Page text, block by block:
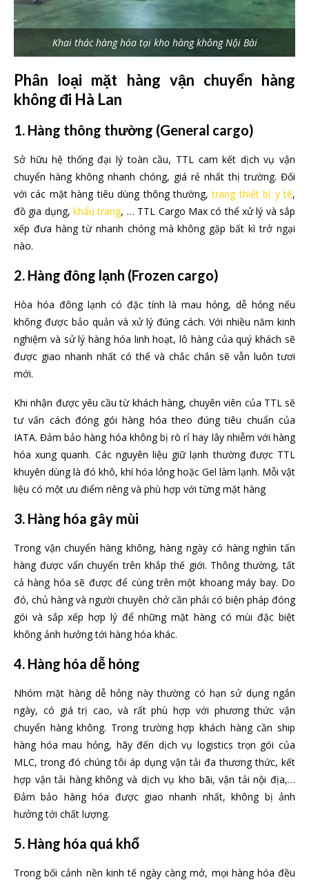
Khai thác hàng hóa tại kho hàng không Nội Bài
Phân loại mặt hàng vận chuyển hàng
không đi Hà Lan
1. Hàng thông thường (General cargo)
Sở hữu hệ thống đại lý toàn cầu, TTL cam kết dịch vụ vận
chuyển hàng không nhanh chóng, giá rẻ nhất thị trường. Đối
với các mặt hàng tiêu dùng thông thường,trang thiết bị y tế,
đồ gia dụng,khẩu trang, … TTL Cargo Max có thể xử lý và sắp
xếp đưa hàng từ nhanh chóng mà không gặp bất kì trở ngại
nào.
2. Hàng đông lạnh (Frozen cargo)
Hòa hóa đông lạnh có đặc tính là mau hỏng, dễ hỏng nếu
không được bảo quản và xử lý đúng cách. Với nhiều năm kinh
nghiệm và sử lý hàng hóa linh hoạt, lô hàng của quý khách sẽ
được giao nhanh nhất có thể và chắc chắn sẽ vẫn luôn tươi
mới.
Khi nhận được yêu cầu từ khách hàng, chuyên viên của TTL sẽ
tư vấn cách đóng gói hàng hóa theo đúng tiêu chuẩn của
IATA. Đảm bảo hàng hóa không bị rò rỉ hay lây nhiễm với hàng
hóa xung quanh. Các nguyên liệu giữ lạnh thường được TTL
khuyên dùng là đó khô, khí hóa lỏng hoặc Gel làm lạnh. Mỗi vật
liệu có một ưu điểm riêng và phù hợp với từng mặt hàng
3. Hàng hóa gây mùi
Trong vận chuyển hàng không, hàng ngày có hàng nghìn tấn
hàng được vẩn chuyển trên khắp thế giới. Thông thường, tất
cả hàng hóa sẽ được để cùng trên một khoang máy bay. Do
đó, chủ hàng và người chuyên chở cần phải có biện pháp đóng
gói và sắp xếp hợp lý để những mặt hàng có mùi đặc biệt
không ảnh hưởng tới hàng hóa khác.
4. Hàng hóa dễ hỏng
Nhóm mặt hàng dễ hỏng này thường có hạn sử dụng ngắn
ngày, có giá trị cao, và rất phù hợp với phương thức vận
chuyển hàng không. Trong trường hợp khách hàng cần ship
hàng hóa mau hỏng, hãy đến dịch vụ logistics trọn gói của
MLC, trong đó chúng tôi áp dụng vận tải đa thương thức, kết
hợp vận tải hàng không và dịch vụ kho bãi, vận tải nội địa,…
Đảm bảo hàng hóa được giao nhanh nhất, không bị ảnh
hưởng tới chất lượng.
5. Hàng hóa quá khổ
Trong bối cảnh nền kinh tế ngày càng mở, mọi hàng hóa đều